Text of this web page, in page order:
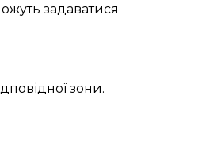
задаватися
зони.